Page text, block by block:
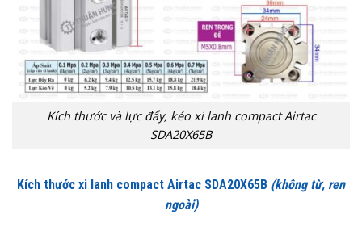
Kích thước và lực đẩy, kéo xi lanh compact Airtac
SDA20X65B
Kích thước xi lanh compact Airtac SDA20X65B (không từ, ren
ngoài)